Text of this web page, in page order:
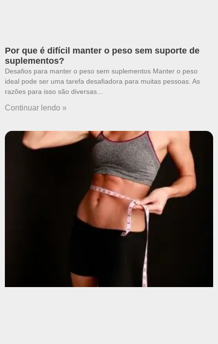
Por que é difícil manter o peso sem suporte de
suplementos?
Desafios para manter o peso sem suplementos Manter o peso
ideal pode ser uma tarefa desafiadora para muitas pessoas. As
razões para isso são diversas
Continuar lendo »